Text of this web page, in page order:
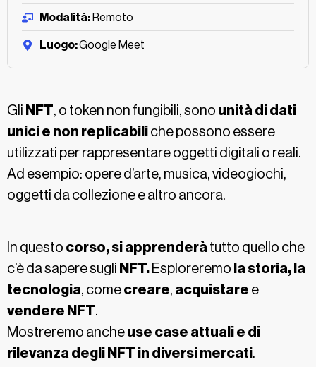
Modalità: Remoto
Luogo:Google Meet
Gli NFT, o token non fungibili, sono unità di dati
unici e non replicabili che possono essere
utilizzati per rappresentare oggetti digitali o reali.
Ad esempio: opere d’arte, musica, videogiochi,
oggetti da collezione e altro ancora.
In questo corso, si apprenderà tutto quello che
c’è da sapere sugli NFT. Esploreremo la storia, la
tecnologia, come creare, acquistare e
vendere NFT.
Mostreremo anche use case attuali e di
rilevanza degli NFT in diversi mercati.